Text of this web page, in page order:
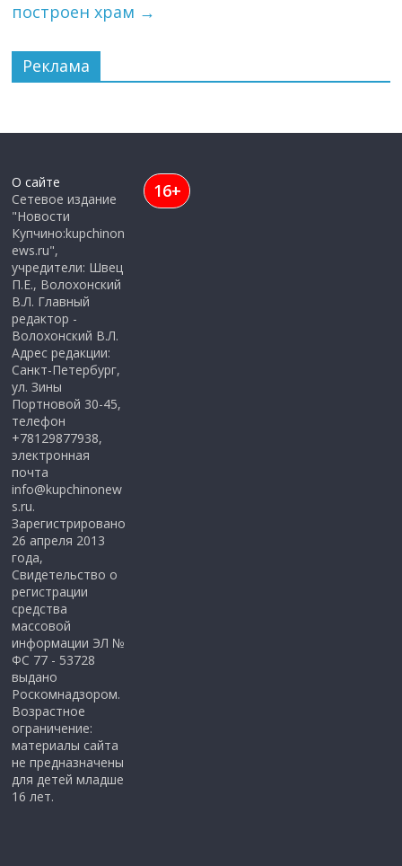
построен храм →
Реклама
О сайте
Сетевое издание
"Новости
Купчино:kupchinon
ews.ru",
учредители: Швец
П.Е., Волохонский
В.Л. Главный
редактор -
Волохонский В.Л.
Адрес редакции:
Санкт-Петербург,
ул. Зины
Портновой 30-45,
телефон
+78129877938,
электронная
почта
info@kupchinonew
s.ru.
Зарегистрировано
26 апреля 2013
года,
Свидетельство о
регистрации
средства
массовой
информации ЭЛ №
ФС 77 - 53728
выдано
Роскомнадзором.
Возрастное
ограничение:
материалы сайта
не предназначены
для детей младше
16 лет.
16+